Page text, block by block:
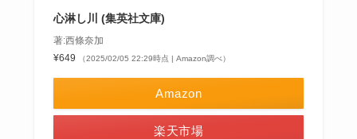
心淋し川 (集英社文庫)
著:西條奈加
¥649
（2025/02/05 22:29時点 | Amazon調べ）
Amazon
楽天市場